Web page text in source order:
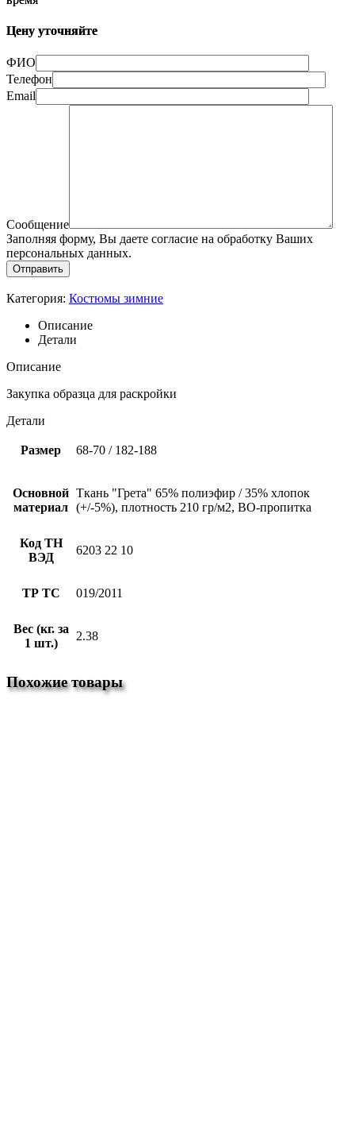
Цену уточняйте
ФИО
Телефон
Email
Сообщение
Заполняя форму, Вы даете согласие на обработку Ваших
персональных данных.
Категория: Костюмы зимние
Описание
Детали
Описание
Закупка образца для раскройки
Детали
Размер 68-70 / 182-188
Основной
материал
Ткань "Грета" 65% полиэфир / 35% хлопок
(+/-5%), плотность 210 гр/м2, ВО-пропитка
Код ТН
ВЭД
6203 22 10
ТР ТС 019/2011
Вес (кг. за
1 шт.)
2.38
Похожие товары